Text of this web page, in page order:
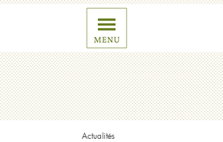
Actualités